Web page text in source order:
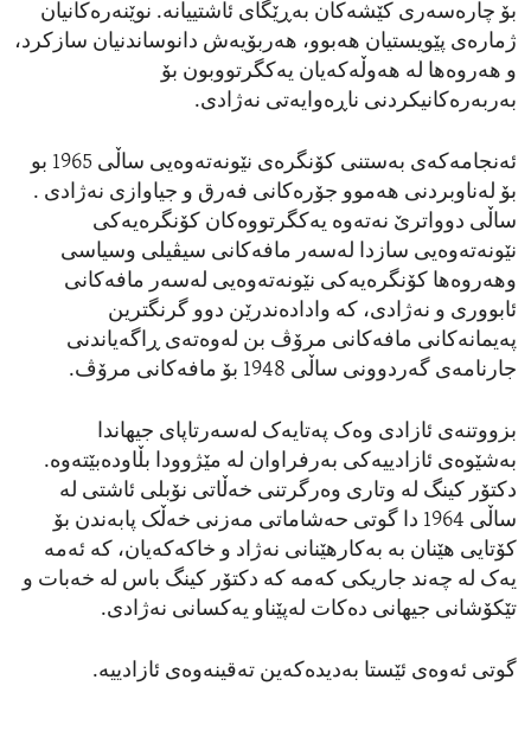
بۆ چارەسەری کێشەکان بەڕێگای ئاشتییانە. نوێنەرەکانیان
ژمارەی پێویستیان هەبوو، هەربۆیەش دانوساندنیان سازکرد،
و هەروەها لە هەوڵەکەیان یەکگرتووبون بۆ
بەربەرەکانیکردنی ناڕەوایەتی نەژادی.
ئەنجامەکەی بەستنی کۆنگرەی نێونەتەوەیی ساڵی 1965 بو
بۆ لەناوبردنی هەموو جۆرەکانی فەرق و جیاوازی نەژادی .
ساڵی دوواترێ نەتەوە یەکگرتووەکان کۆنگرەیەکی
نێونەتەوەیی سازدا لەسەر مافەکانی سیڤیلی وسیاسی
وهەروەها کۆنگرەیەکی نێونەتەوەیی لەسەر مافەکانی
ئابووری و نەژادی، کە وادادەندرێن دوو گرنگترین
پەیمانەکانی مافەکانی مرۆڤ بن لەوەتەی ڕاگەیاندنی
جارنامەی گەردوونی ساڵی 1948 بۆ مافەکانی مرۆڤ.
بزووتنەی ئازادی وەک پەتایەک لەسەرتاپای جیهاندا
بەشێوەی ئازادییەکی بەرفراوان لە مێژوودا بڵاودەبێتەوە.
دکتۆر کینگ لە وتاری وەرگرتنی خەڵاتی نۆبلی ئاشتی لە
ساڵی 1964 دا گوتی حەشاماتی مەزنی خەڵک پابەندن بۆ
کۆتایی هێنان بە بەکارهێنانی نەژاد و خاکەکەیان، کە ئەمە
یەک لە چەند جاریکی کەمە کە دکتۆر کینگ باس لە خەبات و
تێکۆشانی جیهانی دەکات لەپێناو یەکسانی نەژادی.
گوتی ئەوەی ئێستا بەدیدەکەین تەقینەوەی ئازادییە.